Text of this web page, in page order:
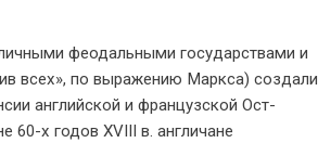
феодальными государствами и
всех», по выражению Маркса) создали
английской и французской Ост-
60-х годов XVIII в. англичане